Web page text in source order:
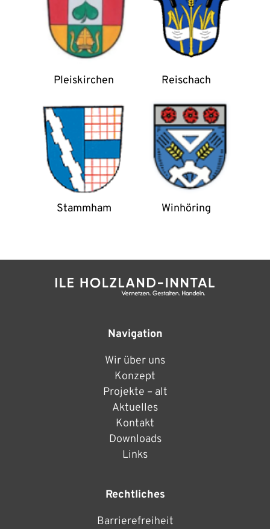
Pleiskirchen Reischach
Stammham Winhöring
Navigation
Wir über uns
Konzept
Projekte – alt
Aktuelles
Kontakt
Downloads
Links
Rechtliches
Barrierefreiheit